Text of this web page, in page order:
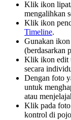
Klik ikon
mengalihkan
Klik ikon
Timeline.
Gunakan
(berdasarkan
Klik ikon edit
secara
Dengan foto
untuk
atau
Klik pada
kontrol di